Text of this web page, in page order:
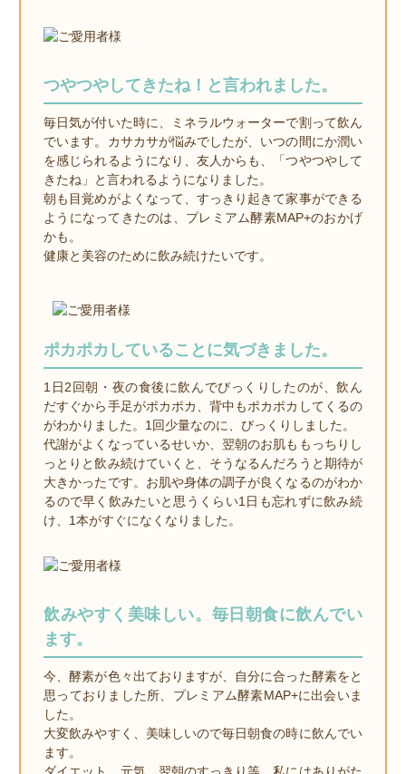
つやつやしてきたね！と言われました。
毎日気が付いた時に、ミネラルウォーターで割って飲ん
でいます。カサカサが悩みでしたが、いつの間にか潤い
を感じられるようになり、友人からも、「つやつやして
きたね」と言われるようになりました。
朝も目覚めがよくなって、すっきり起きて家事ができる
ようになってきたのは、プレミアム酵素MAP+のおかげ
かも。
健康と美容のために飲み続けたいです。
ポカポカしていることに気づきました。
1日2回朝・夜の食後に飲んでびっくりしたのが、飲ん
だすぐから手足がポカポカ、背中もポカポカしてくるの
がわかりました。1回少量なのに、びっくりしました。
代謝がよくなっているせいか、翌朝のお肌ももっちりし
っとりと飲み続けていくと、そうなるんだろうと期待が
大きかったです。お肌や身体の調子が良くなるのがわか
るので早く飲みたいと思うくらい1日も忘れずに飲み続
け、1本がすぐになくなりました。
飲みやすく美味しい。毎日朝食に飲んでい
ます。
今、酵素が色々出ておりますが、自分に合った酵素をと
思っておりました所、プレミアム酵素MAP+に出会いま
した。
大変飲みやすく、美味しいので毎日朝食の時に飲んでい
ます。